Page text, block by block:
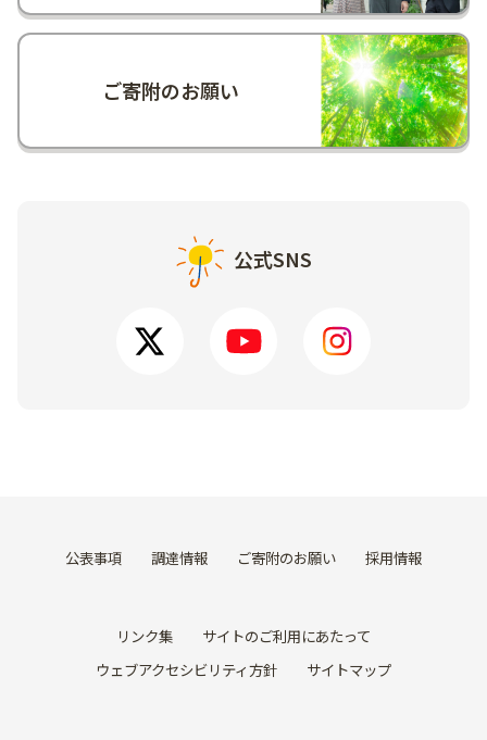
ご寄附のお願い
公式SNS
公表事項 調達情報 ご寄附のお願い 採用情報
リンク集
サイトのご利用にあたって
ウェブアクセシビリティ方針
サイトマップ